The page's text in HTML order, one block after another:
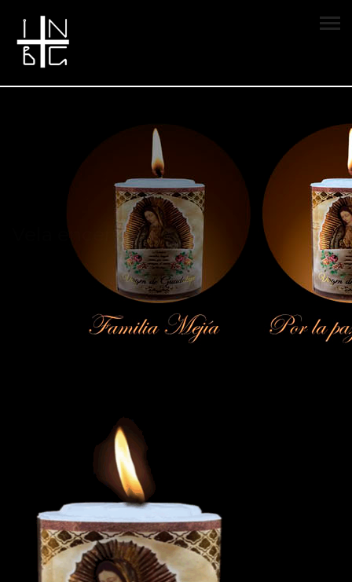
Vela encendida